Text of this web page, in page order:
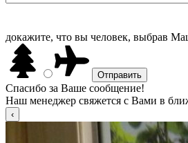
докажите, что вы человек, выбрав
Спасибо за Ваше сообщение!
Наш менеджер свяжется с Вами в